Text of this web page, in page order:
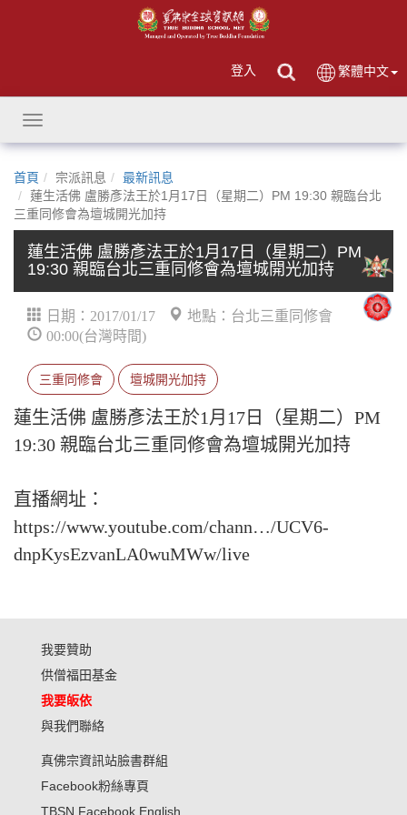
登入 繁體中文
Toggle
navigation
首頁 宗派訊息
最新訊息
蓮生活佛 盧勝彥法王於1月17日（星期二）PM 19:30 親臨台北
三重同修會為壇城開光加持
蓮生活佛 盧勝彥法王於1月17日（星期二）PM
19:30 親臨台北三重同修會為壇城開光加持
日期：2017/01/17
地點：台北三重同修會
00:00(台灣時間)
三重同修會 壇城開光加持
蓮生活佛 盧勝彥法王於1月17日（星期二）PM
19:30 親臨台北三重同修會為壇城開光加持
直播網址：
https://www.youtube.com/chann…/UCV6-
dnpKysEzvanLA0wuMWw/live
我要贊助
供僧福田基金
我要皈依
與我們聯絡
真佛宗資訊站臉書群組
Facebook粉絲專頁
TBSN Facebook English